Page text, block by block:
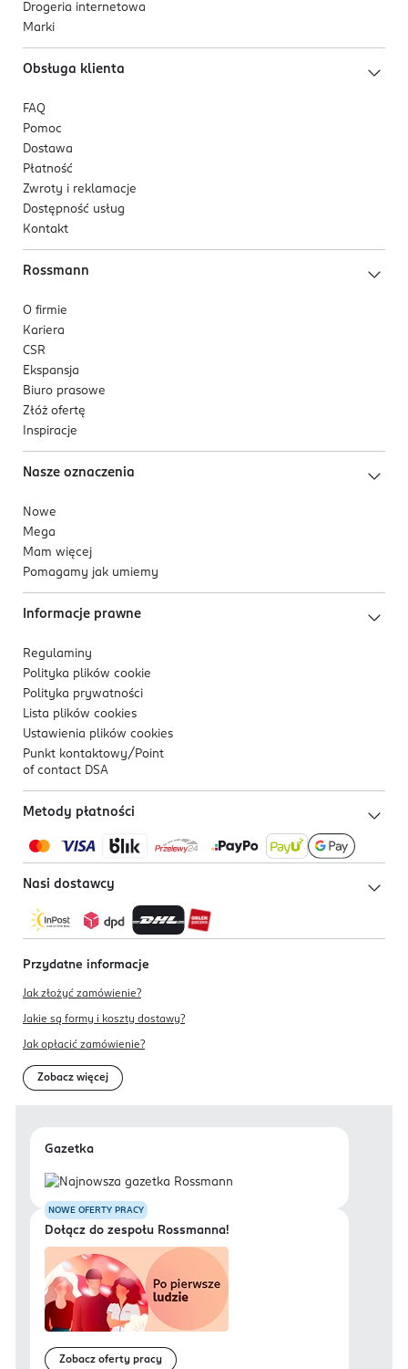
Drogeria internetowa
Marki
Obsługa klienta
FAQ
Pomoc
Dostawa
Płatność
Zwroty i reklamacje
Dostępność usług
Kontakt
Rossmann
O firmie
Kariera
CSR
Ekspansja
Biuro prasowe
Złóż ofertę
Inspiracje
Nasze oznaczenia
Nowe
Mega
Mam więcej
Pomagamy jak umiemy
Informacje prawne
Regulaminy
Polityka plików cookie
Polityka prywatności
Lista plików cookies
Ustawienia plików cookies
Punkt kontaktowy/ Point
of contact DSA
Metody płatności
Nasi dostawcy
Przydatne informacje
Jak złożyć zamówienie?
Jakie są formy i koszty dostawy?
Jak opłacić zamówienie?
Zobacz więcej
Gazetka
NOWE OFERTY PRACY
Dołącz do zespołu Rossmanna!
Zobacz oferty pracy